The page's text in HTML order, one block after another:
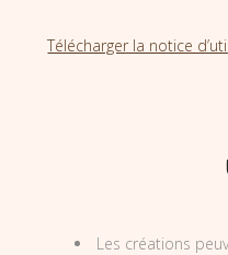
Télécharger la notice
Les créations